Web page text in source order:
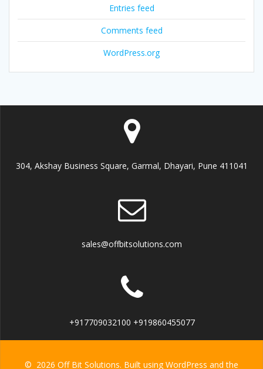
Entries feed
Comments feed
WordPress.org
304, Akshay Business Square, Garmal, Dhayari, Pune 411041
sales@offbitsolutions.com
+917709032100 +919860455077
© 2026 Off Bit Solutions. Built using WordPress and the